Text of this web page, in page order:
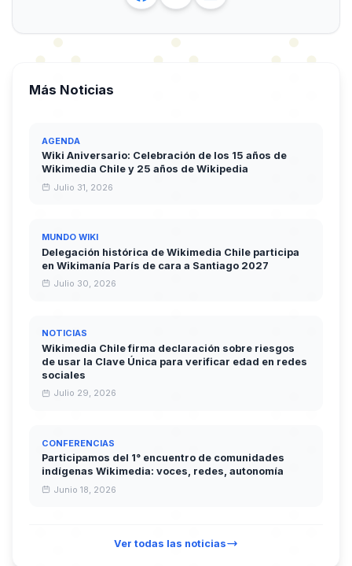
Más Noticias
AGENDA
Wiki Aniversario: Celebración de los 15 años de
Wikimedia Chile y 25 años de Wikipedia
Julio 31, 2026
MUNDO WIKI
Delegación histórica de Wikimedia Chile participa
en Wikimanía París de cara a Santiago 2027
Julio 30, 2026
NOTICIAS
Wikimedia Chile firma declaración sobre riesgos
de usar la Clave Única para verificar edad en redes
sociales
Julio 29, 2026
CONFERENCIAS
Participamos del 1° encuentro de comunidades
indígenas Wikimedia: voces, redes, autonomía
Junio 18, 2026
Ver todas las noticias